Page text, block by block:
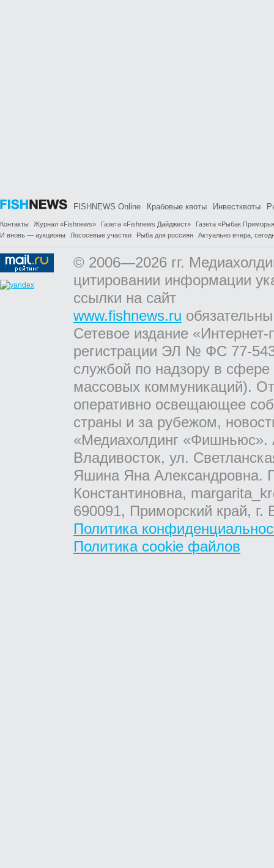
FISHNEWS Online Крабовые квоты Инвестквоты
Контакты Журнал «Fishnews» Газета «Fishnews Дайджест»
Газета «Рыбак
И вновь — аукционы
Лососевые участки Рыба для россиян Актуально вчера,
© 2006—2026 гг.
цитировании информации
ссылки на сайт
www.fishnews.ru
Сетевое издание
регистрации ЭЛ № ФС 77-
службой по надзору в
массовых коммуникаций).
оперативно освещающее
страны и за рубежом,
«Медиахолдинг «Фишньюс».
Владивосток, ул.
Яшина Яна Александровна.
Константиновна,
690091, Приморский край,
Политика
Политика cookie файлов